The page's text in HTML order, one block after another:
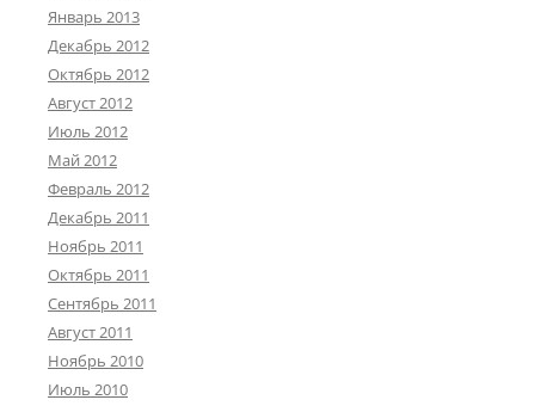
Январь 2013
Декабрь 2012
Октябрь 2012
Август 2012
Июль 2012
Май 2012
Февраль 2012
Декабрь 2011
Ноябрь 2011
Октябрь 2011
Сентябрь 2011
Август 2011
Ноябрь 2010
Июль 2010